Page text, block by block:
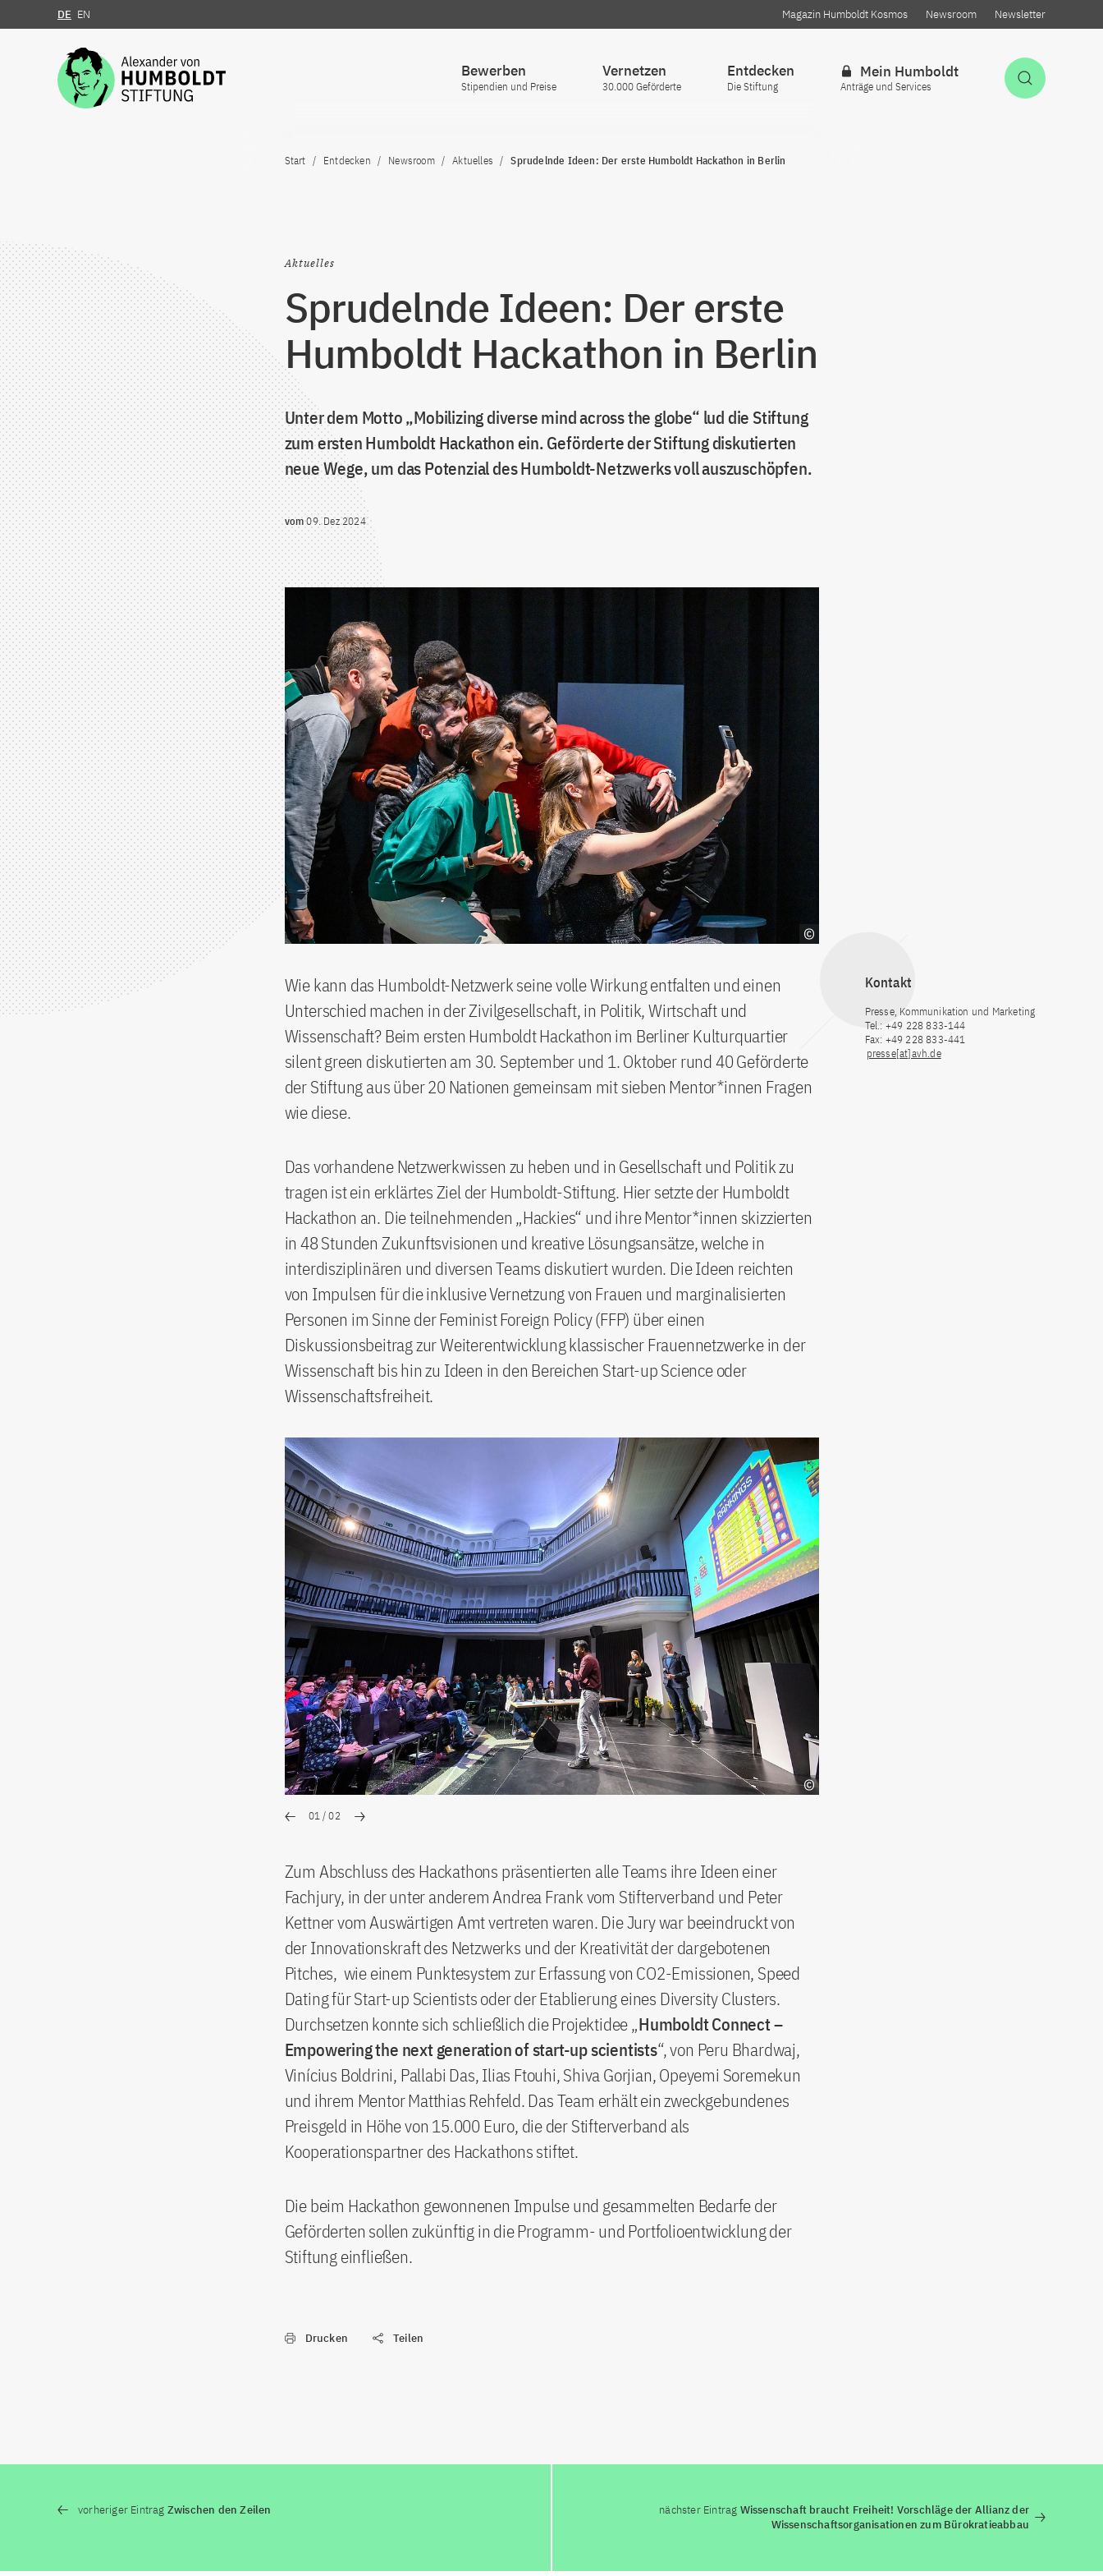
Zum Inhalt springen
DE EN Magazin Humboldt Kosmos Newsroom Newsletter
Bewerben
Stipendien und Preise
Vernetzen
30.000 Geförderte
Entdecken
Die Stiftung
Mein Humboldt
Anträge und Services
Start Entdecken Newsroom Aktuelles Sprudelnde Ideen: Der erste Humboldt Hackathon in Berlin
Aktuelles
Sprudelnde Ideen: Der erste
Humboldt Hackathon in Berlin
Unter dem Motto „Mobilizing diverse mind across the globe“ lud die Stiftung
zum ersten Humboldt Hackathon ein. Geförderte der Stiftung diskutierten
neue Wege, um das Potenzial des Humboldt-Netzwerks voll auszuschöpfen.
vom09. Dez 2024
Kontakt
Presse, Kommunikation und Marketing
Tel.: +49 228 833-144
Fax: +49 228 833-441
presse[at]avh.de
Wie kann das Humboldt-Netzwerk seine volle Wirkung entfalten und einen
Unterschied machen in der Zivilgesellschaft, in Politik, Wirtschaft und
Wissenschaft? Beim ersten Humboldt Hackathon im Berliner Kulturquartier
silent green diskutierten am 30. September und 1. Oktober rund 40 Geförderte
der Stiftung aus über 20 Nationen gemeinsam mit sieben Mentor*innen Fragen
wie diese.
Das vorhandene Netzwerkwissen zu heben und in Gesellschaft und Politik zu
tragen ist ein erklärtes Ziel der Humboldt-Stiftung. Hier setzte der Humboldt
Hackathon an. Die teilnehmenden „Hackies“ und ihre Mentor*innen skizzierten
in 48 Stunden Zukunftsvisionen und kreative Lösungsansätze, welche in
interdisziplinären und diversen Teams diskutiert wurden. Die Ideen reichten
von Impulsen für die inklusive Vernetzung von Frauen und marginalisierten
Personen im Sinne der Feminist Foreign Policy (FFP) über einen
Diskussionsbeitrag zur Weiterentwicklung klassischer Frauennetzwerke in der
Wissenschaft bis hin zu Ideen in den Bereichen Start-up Science oder
Wissenschaftsfreiheit.
01 / 02
Zum Abschluss des Hackathons präsentierten alle Teams ihre Ideen einer
Fachjury, in der unter anderem Andrea Frank vom Stifterverband und Peter
Kettner vom Auswärtigen Amt vertreten waren. Die Jury war beeindruckt von
der Innovationskraft des Netzwerks und der Kreativität der dargebotenen
Pitches, wie einem Punktesystem zur Erfassung von CO2-Emissionen, Speed
Dating für Start-up Scientists oder der Etablierung eines Diversity Clusters.
Durchsetzen konnte sich schließlich die Projektidee „Humboldt Connect –
Empowering the next generation of start-up scientists“, von Peru Bhardwaj,
Vinícius Boldrini, Pallabi Das, Ilias Ftouhi, Shiva Gorjian, Opeyemi Soremekun
und ihrem Mentor Matthias Rehfeld. Das Team erhält ein zweckgebundenes
Preisgeld in Höhe von 15.000 Euro, die der Stifterverband als
Kooperationspartner des Hackathons stiftet.
Die beim Hackathon gewonnenen Impulse und gesammelten Bedarfe der
Geförderten sollen zukünftig in die Programm- und Portfolioentwicklung der
Stiftung einfließen.
Drucken Teilen
vorheriger Eintrag Zwischen den Zeilen nächster Eintrag Wissenschaft braucht Freiheit! Vorschläge der Allianz der
Wissenschaftsorganisationen zum Bürokratieabbau